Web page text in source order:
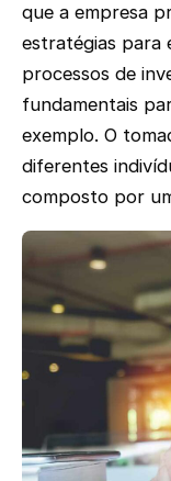
que a empresa
estratégias para
processos de
fundamentais
exemplo. O
diferentes
composto por